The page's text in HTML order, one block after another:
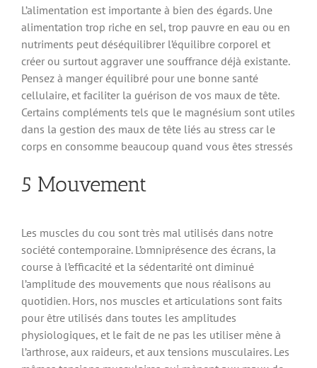
L’alimentation est importante à bien des égards. Une
alimentation trop riche en sel, trop pauvre en eau ou en
nutriments peut déséquilibrer l’équilibre corporel et
créer ou surtout aggraver une souffrance déjà existante.
Pensez à manger équilibré pour une bonne santé
cellulaire, et faciliter la guérison de vos maux de tête.
Certains compléments tels que le magnésium sont utiles
dans la gestion des maux de tête liés au stress car le
corps en consomme beaucoup quand vous êtes stressés
5 Mouvement
Les muscles du cou sont très mal utilisés dans notre
société contemporaine. L’omniprésence des écrans, la
course à l’efficacité et la sédentarité ont diminué
l’amplitude des mouvements que nous réalisons au
quotidien. Hors, nos muscles et articulations sont faits
pour être utilisés dans toutes les amplitudes
physiologiques, et le fait de ne pas les utiliser mène à
l’arthrose, aux raideurs, et aux tensions musculaires. Les